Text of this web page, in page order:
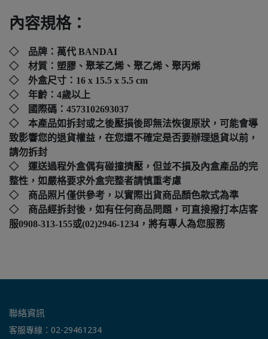
內容規格：
◇ 品牌： 萬代 BANDAI
◇ 材質：塑膠、聚苯乙烯、聚乙烯、聚丙烯
◇ 外盒尺寸： 16 x 15.5 x 5.5 cm
◇ 年齡：4歲以上
◇ 國際碼： 4573102693037
◇ 本產品如拆封或之後壓損後即無法恢復原狀，可能會導
致影響您的退貨權益，在您還不確定是否要辦理退貨以前，
請勿拆封
◇ 運送過程外盒偶有碰撞擠壓，但並不損及內盒產品的完
整性，如嚴格要求外盒完整者請慎重考慮
◇ 商品照片僅供參考，以實際出貨商品顏色款式為準
◇ 商品經拆封後，如有任何商品問題，可直接撥打本店客
服0908-313-155或(02)2946-1234，將有專人為您服務
聯絡資訊
客服專線：02-29461234